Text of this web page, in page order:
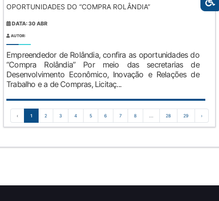
OPORTUNIDADES DO “COMPRA ROLÂNDIA”
DATA: 30 ABR
AUTOR:
Empreendedor de Rolândia, confira as oportunidades do
“Compra Rolândia” Por meio das secretarias de
Desenvolvimento Econômico, Inovação e Relações de
Trabalho e a de Compras, Licitaç...
‹ 1 2 3 4 5 6 7 8 ... 28 29 ›